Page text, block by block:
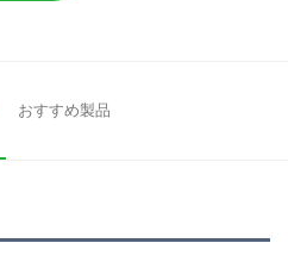
おすすめ製品